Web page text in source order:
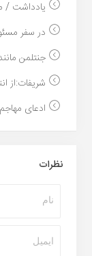
یادداشت /
در سفر
جنتلمن
شریفات:از
ادعای
نظرات